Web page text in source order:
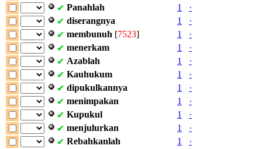
✔ Panahlah 1
·
✔ diserangnya 1
·
✔ membunuh [7523] 1
·
✔ menerkam 1
·
✔ Azablah 1
·
✔ Kauhukum 1
·
✔ dipukulkannya 1
·
✔ menimpakan 1
·
✔ Kupukul 1
·
✔ menjulurkan 1
·
✔ Rebahkanlah 1
·